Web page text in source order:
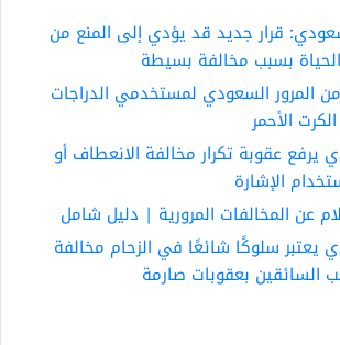
قرار جديد قد يؤدي إلى المنع من
بسبب مخالفة بسيطة
المرور السعودي لمستخدمي الدراجات
الأحمر
يرفع عقوبة تكرار مخالفة الانعطاف أو
الإشارة
عن المخالفات المرورية | دليل شامل
يعتبر سلوكًا شائعًا في الزحام مخالفة
السائقين بعقوبات صارمة